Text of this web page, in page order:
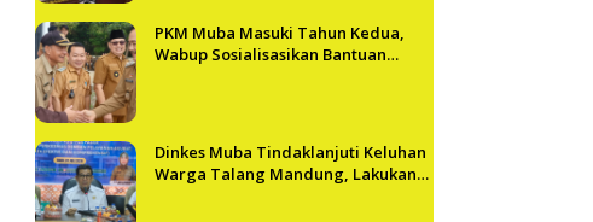
PKM Muba Masuki Tahun Kedua,
Wabup Sosialisasikan Bantuan
Dinkes Muba Tindaklanjuti Keluhan
Warga Talang Mandung, Lakukan